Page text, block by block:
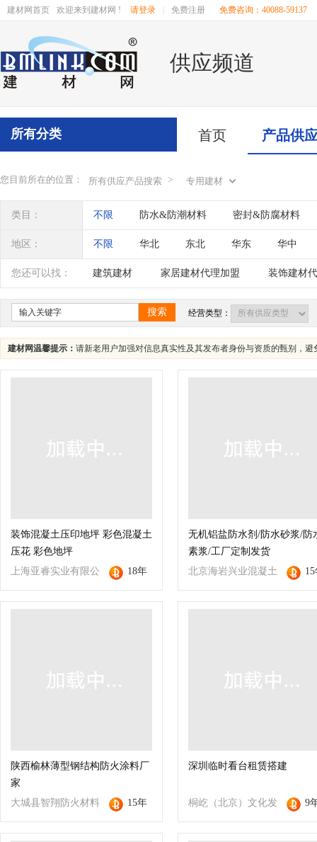
建材网首页 欢迎来到建材网 ! 请登录 免费注册 免费咨询：40088-59137
供应频道
首页 产品供
所有分类
您目前所在的位置： 所有供应产品搜索 > 专用建材
类目： 不限 防水&防潮材料 密封&防腐材料
工地施工材料 新型建材 特种建材
地区： 不限 华北 东北 华东 华中
辽宁 黑龙江 内蒙古 江苏
四川 海南 贵州 云南 西藏
您还可以找： 建筑建材 家居建材代理加盟 装饰建材
新型建材代理加盟
建材区域代理加盟
搜索
经营类型：
建材网温馨提示： 请新老用户加强对信息真实性及其发布者身份与资质的甄别，
装饰混凝土压印地坪 彩色混凝土
压花 彩色地坪
上海亚睿实业有限公
司
18年
无机铝盐防水剂/防水砂浆/防
素浆/工厂定制发货
北京海岩兴业混凝土
外加剂销售有限公司
陕西榆林薄型钢结构防火涂料厂
家
大城县智翔防火材料
有限公司
15年
深圳临时看台租赁搭建
桐屹（北京）文化发
展有限公司
9